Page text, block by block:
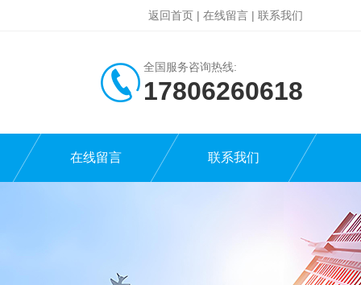
返回首页 | 在线留言 | 联系我们
全国服务咨询热线:
17806260618
在线留言 联系我们